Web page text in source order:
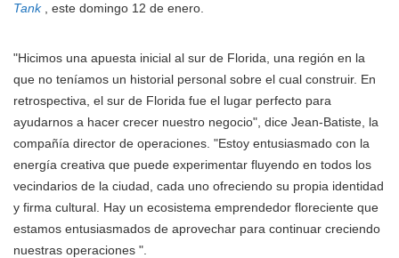
Tank, este domingo 12 de enero.
"Hicimos una apuesta inicial al sur de Florida, una región en la
que no teníamos un historial personal sobre el cual construir. En
retrospectiva, el sur de Florida fue el lugar perfecto para
ayudarnos a hacer crecer nuestro negocio", dice Jean-Batiste, la
compañía director de operaciones. "Estoy entusiasmado con la
energía creativa que puede experimentar fluyendo en todos los
vecindarios de la ciudad, cada uno ofreciendo su propia identidad
y firma cultural. Hay un ecosistema emprendedor floreciente que
estamos entusiasmados de aprovechar para continuar creciendo
nuestras operaciones ".